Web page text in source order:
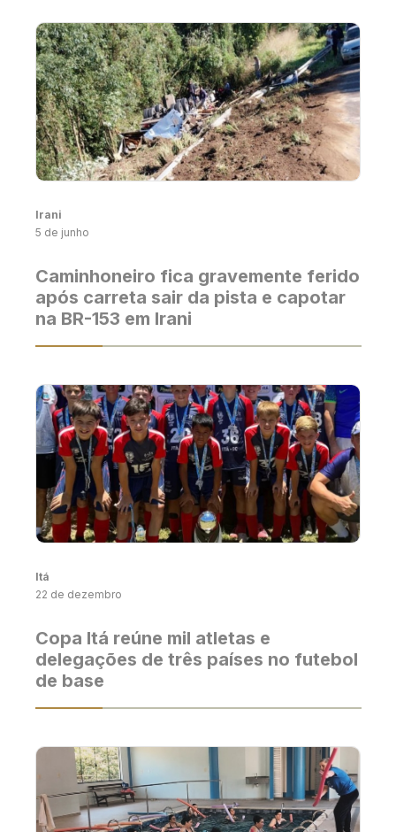
Irani
5 de junho
Caminhoneiro fica gravemente ferido
após carreta sair da pista e capotar
na BR-153 em Irani
Itá
22 de dezembro
Copa Itá reúne mil atletas e
delegações de três países no futebol
de base